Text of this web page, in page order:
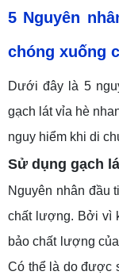
5 Nguyên
chóng xuống
Dưới đây là 5
gạch lát vỉa hè
nguy hiểm khi di
Sử dụng gạch
Nguyên nhân đầu
chất lượng. Bởi vì
bảo chất lượng
Có thể là do được